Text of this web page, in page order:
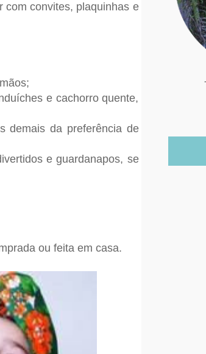
com convites, plaquinhas e
e cachorro quente,
demais da preferência de
e guardanapos, se
ou feita em casa.